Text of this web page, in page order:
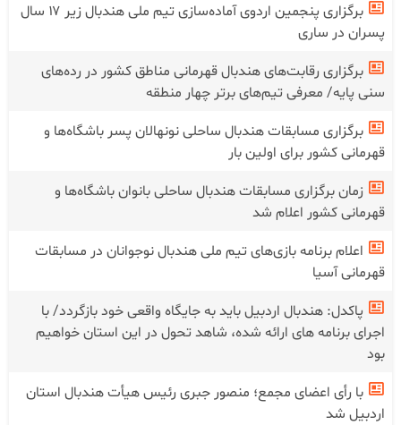
برگزاری پنجمین اردوی آماده‌سازی تیم ملی هندبال زیر ۱۷ سال
پسران در ساری
برگزاری رقابت‌های هندبال قهرمانی مناطق کشور در رده‌های
سنی پایه/ معرفی تیم‌های برتر چهار منطقه
برگزاری مسابقات هندبال ساحلی نونهالان پسر باشگاه‌ها و
قهرمانی کشور برای اولین بار
زمان برگزاری مسابقات هندبال ساحلی بانوان باشگاه‌ها و
قهرمانی کشور اعلام شد
اعلام برنامه بازی‌های تیم ملی هندبال نوجوانان در مسابقات
قهرمانی آسیا
پاکدل: هندبال اردبیل باید به جایگاه واقعی خود بازگردد/ با
اجرای برنامه های ارائه شده، شاهد تحول در این استان خواهیم
بود
با رأی اعضای مجمع؛ منصور جبری رئیس هیأت هندبال استان
اردبیل شد